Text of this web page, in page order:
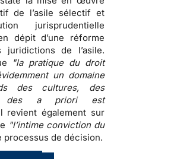
de l’asile sélectif et
jurisprudentielle
dépit d’une réforme
juridictions de l’asile.
"la pratique du droit
un domaine
des cultures, des
des a priori est
revient également sur
"l’intime conviction du
processus de décision.